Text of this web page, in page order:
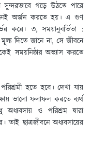
সুন্দরভাবে গড়ে উঠতে পারে
অর্জন করতে হয়। এ গুণ
করে। ৩, সময়ানুবর্তিতা :
দিতে জানে না, সে জীবনে
সময়নিষ্ঠার অভ্যাস করতে
হতে হবে। দেখা যায়
ভালাে ফলাফল করতে ব্যর্থ
ও পরিশ্রম দ্বারা
ছাত্রজীবনে অধ্যবসায়ের